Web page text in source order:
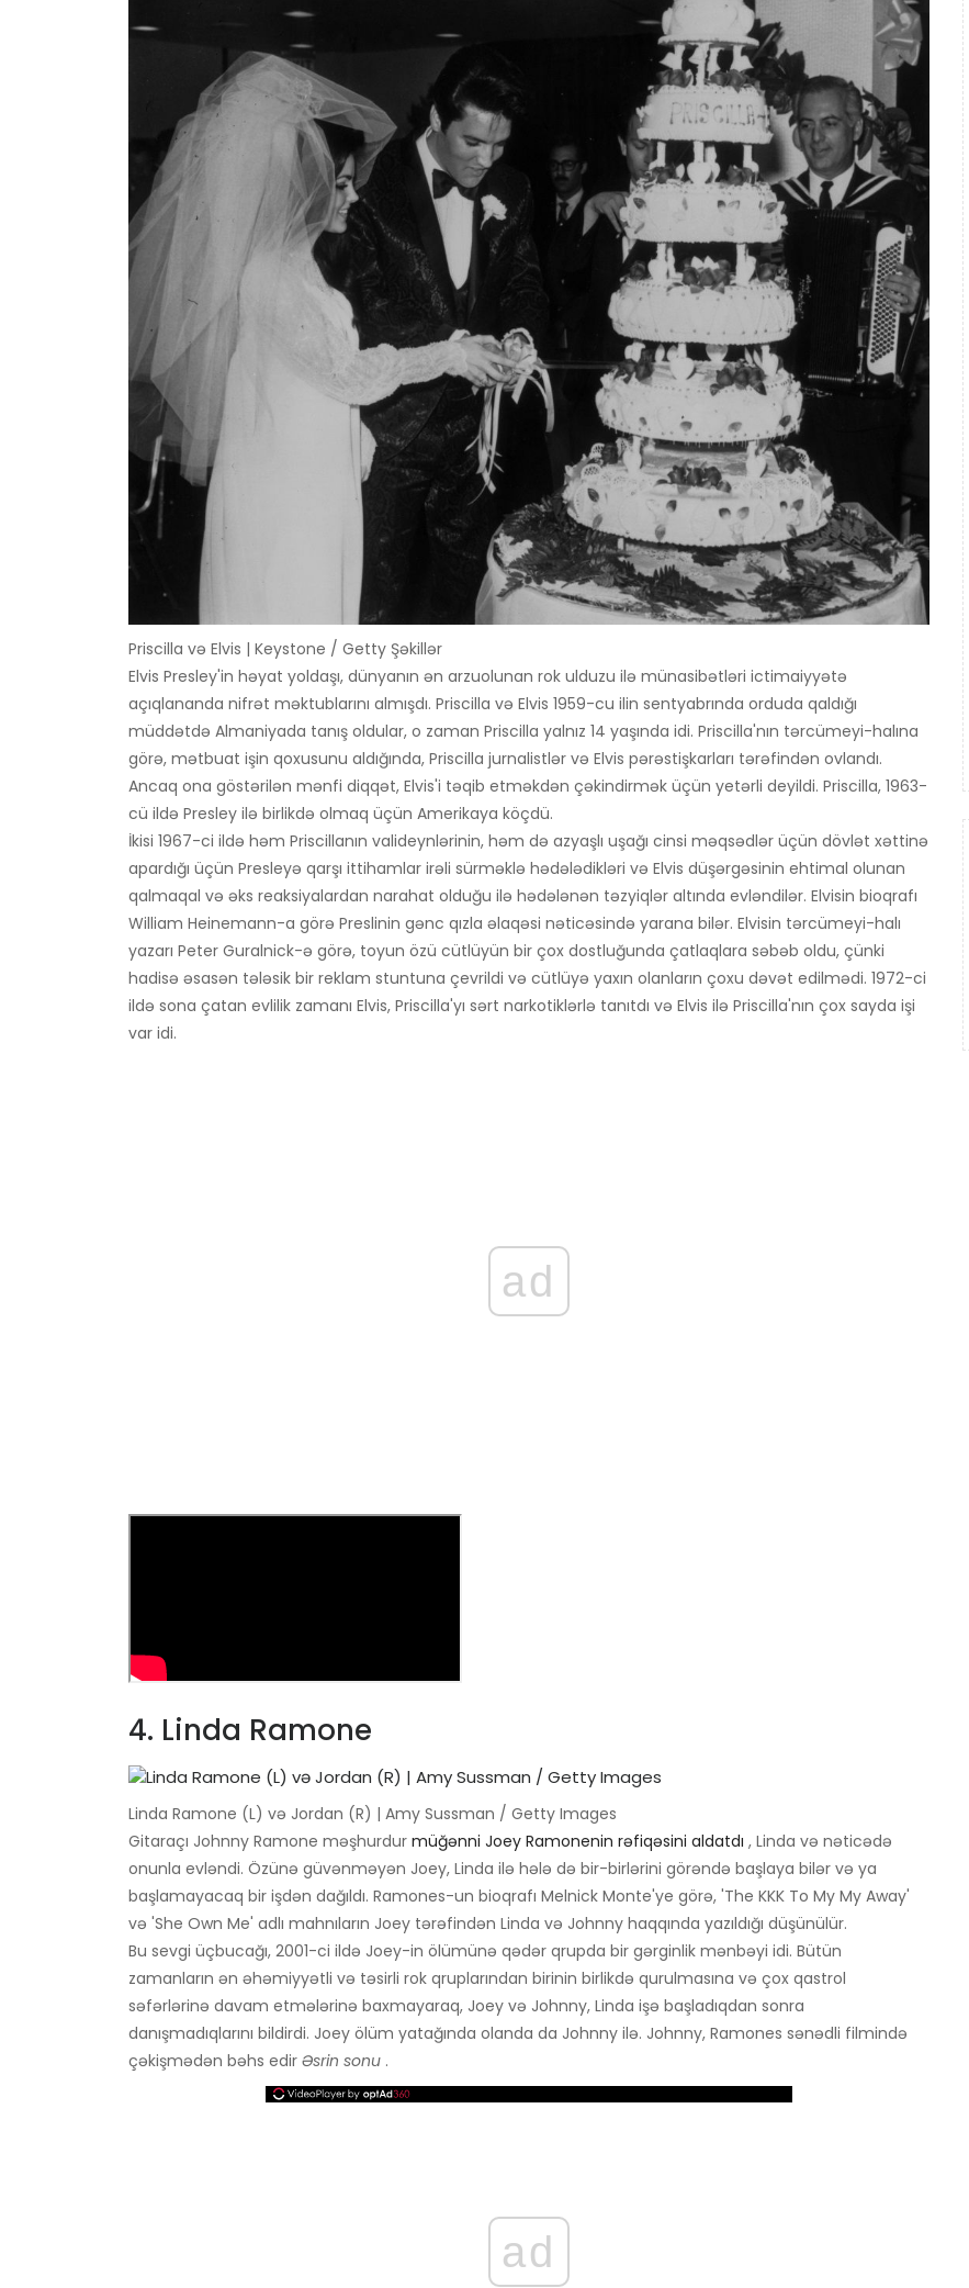
Priscilla və Elvis | Keystone / Getty Şəkillər
Elvis Presley'in həyat yoldaşı, dünyanın ən arzuolunan rok ulduzu ilə münasibətləri ictimaiyyətə
açıqlananda nifrət məktublarını almışdı. Priscilla və Elvis 1959-cu ilin sentyabrında orduda qaldığı
müddətdə Almaniyada tanış oldular, o zaman Priscilla yalnız 14 yaşında idi. Priscilla'nın tərcümeyi-halına
görə, mətbuat işin qoxusunu aldığında, Priscilla jurnalistlər və Elvis pərəstişkarları tərəfindən ovlandı.
Ancaq ona göstərilən mənfi diqqət, Elvis'i təqib etməkdən çəkindirmək üçün yetərli deyildi. Priscilla, 1963-
cü ildə Presley ilə birlikdə olmaq üçün Amerikaya köçdü.
İkisi 1967-ci ildə həm Priscillanın valideynlərinin, həm də azyaşlı uşağı cinsi məqsədlər üçün dövlət xəttinə
apardığı üçün Presleyə qarşı ittihamlar irəli sürməklə hədələdikləri və Elvis düşərgəsinin ehtimal olunan
qalmaqal və əks reaksiyalardan narahat olduğu ilə hədələnən təzyiqlər altında evləndilər. Elvisin bioqrafı
William Heinemann-a görə Preslinin gənc qızla əlaqəsi nəticəsində yarana bilər. Elvisin tərcümeyi-halı
yazarı Peter Guralnick-ə görə, toyun özü cütlüyün bir çox dostluğunda çatlaqlara səbəb oldu, çünki
hadisə əsasən tələsik bir reklam stuntuna çevrildi və cütlüyə yaxın olanların çoxu dəvət edilmədi. 1972-ci
ildə sona çatan evlilik zamanı Elvis, Priscilla'yı sərt narkotiklərlə tanıtdı və Elvis ilə Priscilla'nın çox sayda işi
var idi.
ad
4. Linda Ramone
Linda Ramone (L) və Jordan (R) | Amy Sussman / Getty Images
Gitaraçı Johnny Ramone məşhurdur müğənni Joey Ramonenin rəfiqəsini aldatdı , Linda və nəticədə
onunla evləndi. Özünə güvənməyən Joey, Linda ilə hələ də bir-birlərini görəndə başlaya bilər və ya
başlamayacaq bir işdən dağıldı. Ramones-un bioqrafı Melnick Monte'ye görə, 'The KKK To My My Away'
və 'She Own Me' adlı mahnıların Joey tərəfindən Linda və Johnny haqqında yazıldığı düşünülür.
Bu sevgi üçbucağı, 2001-ci ildə Joey-in ölümünə qədər qrupda bir gərginlik mənbəyi idi. Bütün
zamanların ən əhəmiyyətli və təsirli rok qruplarından birinin birlikdə qurulmasına və çox qastrol
səfərlərinə davam etmələrinə baxmayaraq, Joey və Johnny, Linda işə başladıqdan sonra
danışmadıqlarını bildirdi. Joey ölüm yatağında olanda da Johnny ilə. Johnny, Ramones sənədli filmində
çəkişmədən bəhs edir Əsrin sonu .
ad